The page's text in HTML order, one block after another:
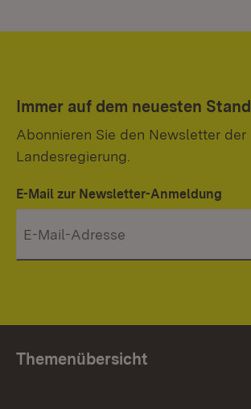
Immer auf dem neuesten Stand
Abonnieren Sie den Newsletter der
Landesregierung.
E-Mail zur Newsletter-Anmeldung
Themenübersicht